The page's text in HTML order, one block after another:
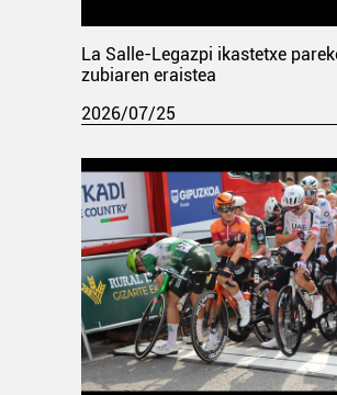
La Salle-Legazpi ikastetxe
zubiaren eraistea
2026/07/25